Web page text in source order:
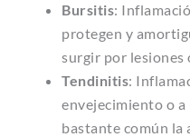
Bursitis:
protegen y
surgir por lesiones
Tendinitis:
envejecimiento o
bastante común la